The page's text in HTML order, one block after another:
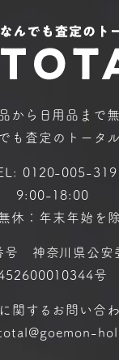
から日用品まで
も査定のトータル
0120-005-319
9:00-18:00
休：年末年始を
号 神奈川県公
号
関するお問い合